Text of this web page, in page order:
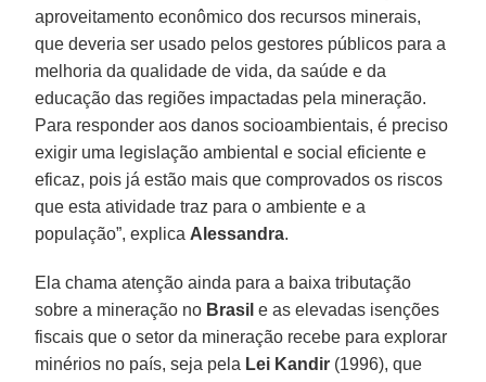
aproveitamento econômico dos recursos minerais,
que deveria ser usado pelos gestores públicos para a
melhoria da qualidade de vida, da saúde e da
educação das regiões impactadas pela mineração.
Para responder aos danos socioambientais, é preciso
exigir uma legislação ambiental e social eficiente e
eficaz, pois já estão mais que comprovados os riscos
que esta atividade traz para o ambiente e a
população”, explica Alessandra.
Ela chama atenção ainda para a baixa tributação
sobre a mineração no Brasil e as elevadas isenções
fiscais que o setor da mineração recebe para explorar
minérios no país, seja pela Lei Kandir (1996), que